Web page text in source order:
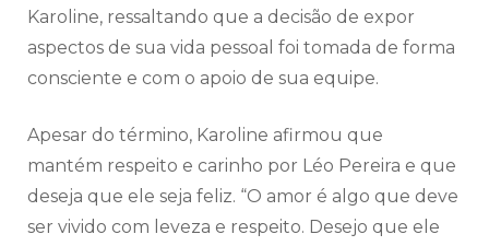
Karoline, ressaltando que a decisão de expor
aspectos de sua vida pessoal foi tomada de forma
consciente e com o apoio de sua equipe.
Apesar do término, Karoline afirmou que
mantém respeito e carinho por Léo Pereira e que
deseja que ele seja feliz. “O amor é algo que deve
ser vivido com leveza e respeito. Desejo que ele